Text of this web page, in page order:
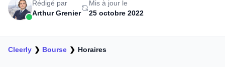
Rédigé par
Arthur Grenier
Mis à jour le
25 octobre 2022
Cleerly ❯ Bourse ❯ Horaires